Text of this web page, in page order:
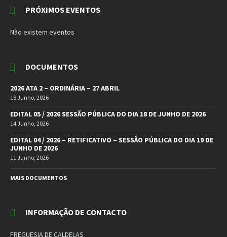
PRÓXIMOS EVENTOS
Não existem eventos
DOCUMENTOS
2026 ATA 2 – ORDINÁRIA – 27 ABRIL
18 Junho, 2026
EDITAL 05 / 2026 SESSÃO PÚBLICA DO DIA 18 DE JUNHO DE 2026
14 Junho, 2026
EDITAL 04 / 2026 – RETIFICATIVO – SESSÃO PÚBLICA DO DIA 19 DE
JUNHO DE 2026
11 Junho, 2026
MAIS DOCUMENTOS
INFORMAÇÃO DE CONTACTO
FREGUESIA DE CALDELAS